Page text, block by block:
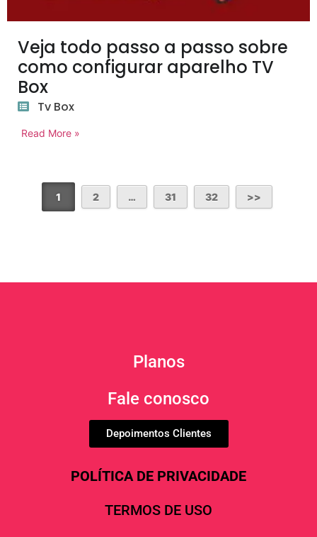
Veja todo passo a passo sobre
como configurar aparelho TV
Box
Tv Box
Read More »
1 2 … 31 32
Planos
Fale conosco
Depoimentos Clientes
POLÍTICA DE PRIVACIDADE
TERMOS DE USO